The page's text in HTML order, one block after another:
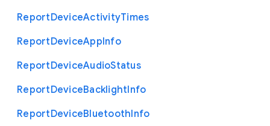
ReportDeviceActivityTimes
ReportDeviceAppInfo
ReportDeviceAudioStatus
ReportDeviceBacklightInfo
ReportDeviceBluetoothInfo